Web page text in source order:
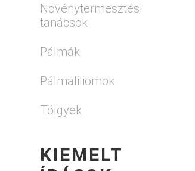
Növénytermesztési
tanácsok
Pálmák
Pálmaliliomok
Tölgyek
KIEMELT